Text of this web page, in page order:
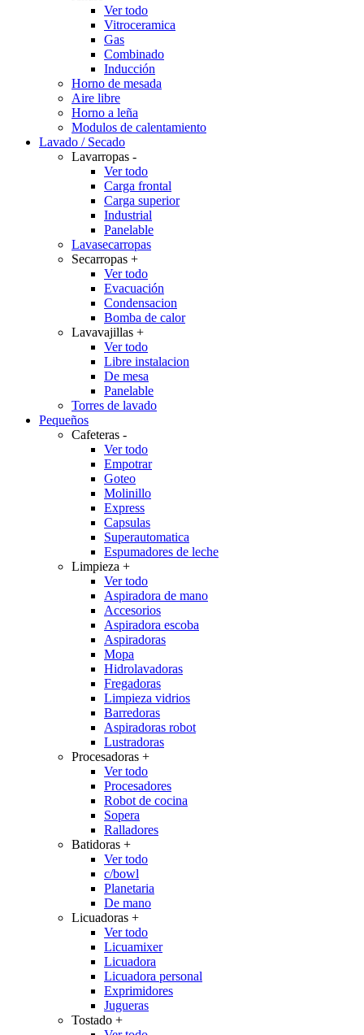
Ver todo
Vitroceramica
Gas
Combinado
Inducción
Horno de mesada
Aire libre
Horno a leña
Modulos de calentamiento
Lavado / Secado
Lavarropas -
Ver todo
Carga frontal
Carga superior
Industrial
Panelable
Lavasecarropas
Secarropas +
Ver todo
Evacuación
Condensacion
Bomba de calor
Lavavajillas +
Ver todo
Libre instalacion
De mesa
Panelable
Torres de lavado
Pequeños
Cafeteras -
Ver todo
Empotrar
Goteo
Molinillo
Express
Capsulas
Superautomatica
Espumadores de leche
Limpieza +
Ver todo
Aspiradora de mano
Accesorios
Aspiradora escoba
Aspiradoras
Mopa
Hidrolavadoras
Fregadoras
Limpieza vidrios
Barredoras
Aspiradoras robot
Lustradoras
Procesadoras +
Ver todo
Procesadores
Robot de cocina
Sopera
Ralladores
Batidoras +
Ver todo
c/bowl
Planetaria
De mano
Licuadoras +
Ver todo
Licuamixer
Licuadora
Licuadora personal
Exprimidores
Jugueras
Tostado +